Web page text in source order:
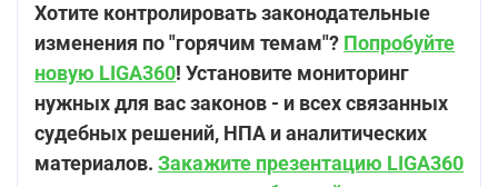
Хотите контролировать законодательные
изменения по "горячим темам"? Попробуйте
новую LIGA360! Установите мониторинг
нужных для вас законов - и всех связанных
судебных решений, НПА и аналитических
материалов. Закажите презентацию LIGA360